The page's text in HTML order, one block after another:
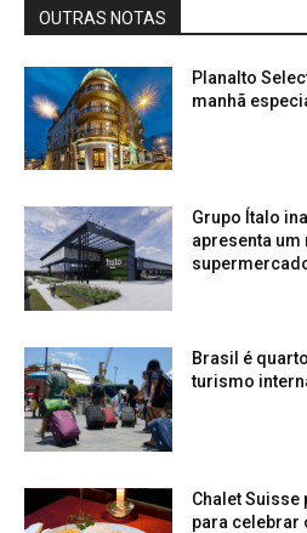
OUTRAS NOTAS
Planalto
manhã
Grupo Ítalo
apresenta um
Brasil é
turismo
Chalet Suisse
para celebrar